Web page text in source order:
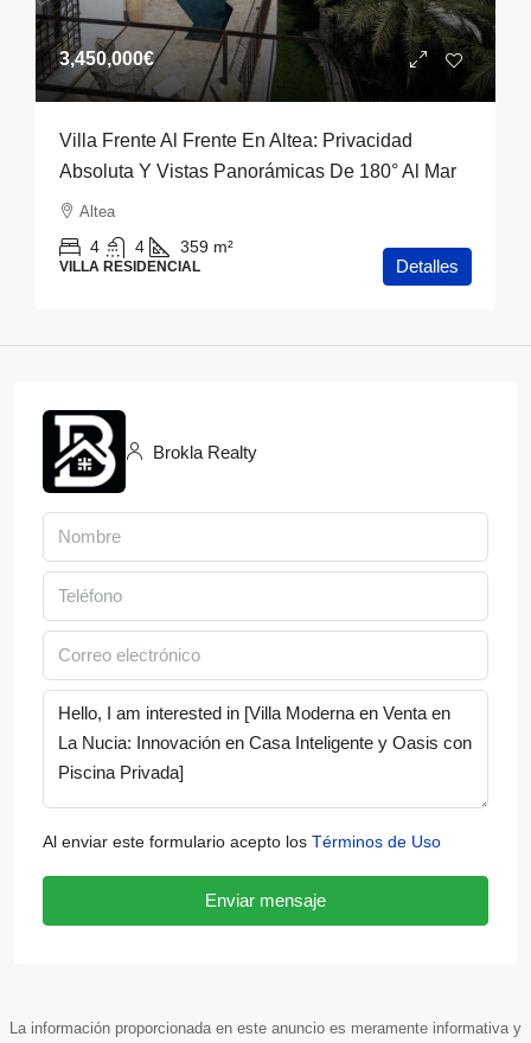
3,450,000€
Villa Frente Al Frente En Altea: Privacidad
Absoluta Y Vistas Panorámicas De 180° Al Mar
Altea
4 4 359 m²
VILLA RESIDENCIAL Detalles
Brokla Realty
Al enviar este formulario acepto los Términos de Uso
Enviar mensaje
La información proporcionada en este anuncio es meramente informativa y